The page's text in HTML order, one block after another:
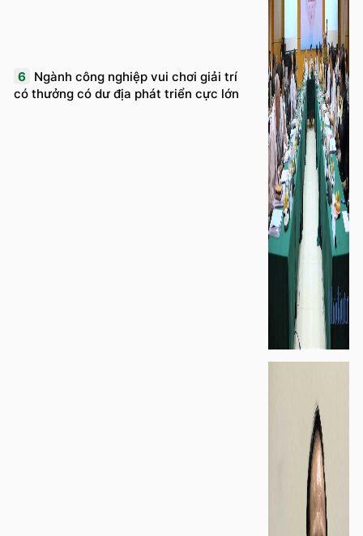
6 Ngành công nghiệp vui chơi giải trí
có thưởng có dư địa phát triển cực lớn